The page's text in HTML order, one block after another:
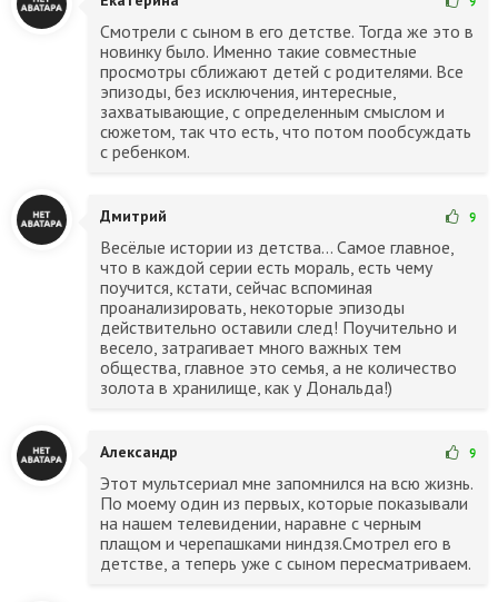
Смотрели с сыном в его детстве. Тогда же это в
новинку было. Именно такие совместные
просмотры сближают детей с родителями. Все
эпизоды, без исключения, интересные,
захватывающие, с определенным смыслом и
сюжетом, так что есть, что потом пообсуждать
с ребенком.
Дмитрий 9
Весёлые истории из детства... Самое главное,
что в каждой серии есть мораль, есть чему
поучится, кстати, сейчас вспоминая
проанализировать, некоторые эпизоды
действительно оставили след! Поучительно и
весело, затрагивает много важных тем
общества, главное это семья, а не количество
золота в хранилище, как у Дональда!)
Александр 9
Этот мультсериал мне запомнился на всю жизнь.
По моему один из первых, которые показывали
на нашем телевидении, наравне с черным
плащом и черепашками ниндзя.Смотрел его в
детстве, а теперь уже с сыном пересматриваем.